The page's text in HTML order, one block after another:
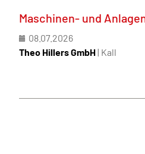
Maschinen- und
08.07.2026
Theo Hillers GmbH| Kall